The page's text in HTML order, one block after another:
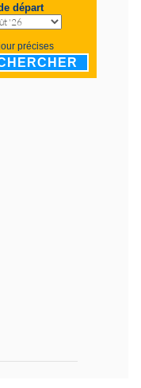
départ
précises